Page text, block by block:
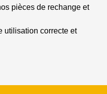
pièces de rechange et
utilisation correcte et